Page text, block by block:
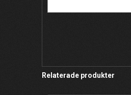
Relaterade produkter